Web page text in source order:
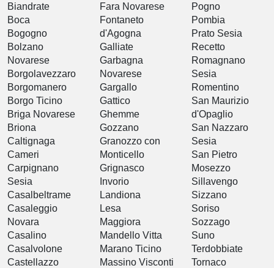
Biandrate
Boca
Bogogno
Bolzano
Novarese
Borgolavezzaro
Borgomanero
Borgo Ticino
Briga Novarese
Briona
Caltignaga
Cameri
Carpignano
Sesia
Casalbeltrame
Casaleggio
Novara
Casalino
Casalvolone
Castellazzo
Fara Novarese
Fontaneto
d'Agogna
Galliate
Garbagna
Novarese
Gargallo
Gattico
Ghemme
Gozzano
Granozzo con
Monticello
Grignasco
Invorio
Landiona
Lesa
Maggiora
Mandello Vitta
Marano Ticino
Massino Visconti
Pogno
Pombia
Prato Sesia
Recetto
Romagnano
Sesia
Romentino
San Maurizio
d'Opaglio
San Nazzaro
Sesia
San Pietro
Mosezzo
Sillavengo
Sizzano
Soriso
Sozzago
Suno
Terdobbiate
Tornaco